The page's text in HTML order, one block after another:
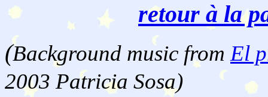
retour à la
(Background music from El
2003 Patricia Sosa)